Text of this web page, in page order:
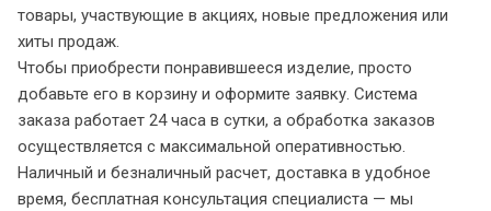
товары, участвующие в акциях, новые предложения или
хиты продаж.
Чтобы приобрести понравившееся изделие, просто
добавьте его в корзину и оформите заявку. Система
заказа работает 24 часа в сутки, а обработка заказов
осуществляется с максимальной оперативностью.
Наличный и безналичный расчет, доставка в удобное
время, бесплатная консультация специалиста — мы